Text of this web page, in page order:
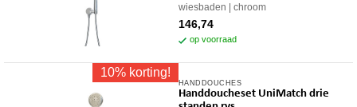
wiesbaden chroom
146,74
op voorraad
10% korting!
HANDDOUCHES
Handdoucheset UniMatch drie